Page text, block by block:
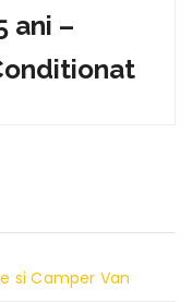
ani –
si Camper Van